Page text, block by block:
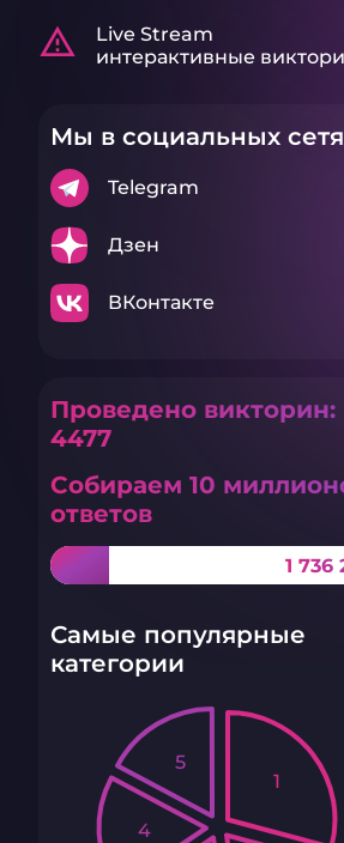
warning_amber
Live Stream
интерактивные
Мы в социальных
Telegram
Дзен
ВКонтакте
Проведено викторин:
4477
Собираем 10
ответов
1 736
Самые популярные
категории
1
4
5